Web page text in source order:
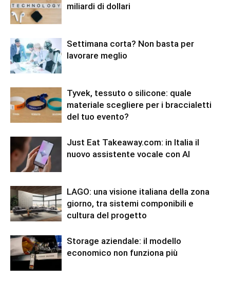
miliardi di dollari
Settimana corta? Non basta per
lavorare meglio
Tyvek, tessuto o silicone: quale
materiale scegliere per i braccialetti
del tuo evento?
Just Eat Takeaway.com: in Italia il
nuovo assistente vocale con AI
LAGO: una visione italiana della zona
giorno, tra sistemi componibili e
cultura del progetto
Storage aziendale: il modello
economico non funziona più